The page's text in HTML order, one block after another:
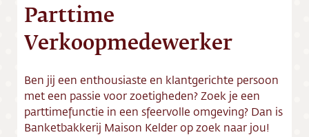
Parttime
Verkoopmedewerker
Ben jij een enthousiaste en klantgerichte persoon
met een passie voor zoetigheden? Zoek je een
parttimefunctie in een sfeervolle omgeving? Dan is
Banketbakkerij Maison Kelder op zoek naar jou!